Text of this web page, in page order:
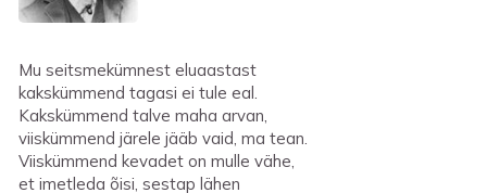
Mu seitsmekümnest eluaastast
kakskümmend tagasi ei tule eal.
Kakskümmend talve maha arvan,
viiskümmend järele jääb vaid, ma tean.
Viiskümmend kevadet on mulle vähe,
et imetleda õisi, sestap lähen